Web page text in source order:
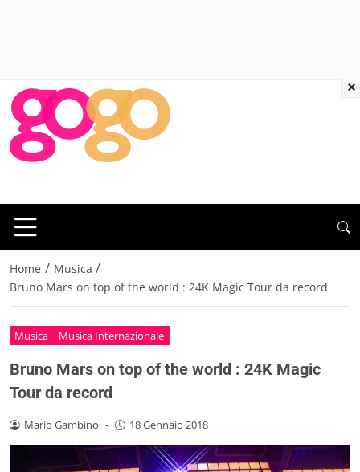
Home / Musica /
Bruno Mars on top of the world : 24K Magic Tour da record
Musica Musica Internazionale
Bruno Mars on top of the world : 24K Magic
Tour da record
Mario Gambino - 18 Gennaio 2018
×